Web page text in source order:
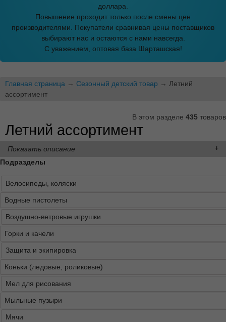
доллара.
Повышение проходит только после смены цен
производителями. Покупатели сравнивая цены поставщиков
выбирают нас и остаются с нами навсегда.
С уважением, оптовая база Шарташская!
Главная страница → Сезонный детский товар → Летний
ассортимент
В этом разделе 435 товаров
Летний ассортимент
Показать описание
Подразделы
Велосипеды, коляски
Водные пистолеты
Воздушно-ветровые игрушки
Горки и качели
Защита и экипировка
Коньки (ледовые, роликовые)
Мел для рисования
Мыльные пузыри
Мячи